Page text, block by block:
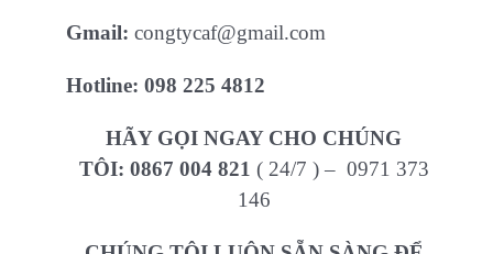
Gmail: congtycaf@gmail.com
Hotline: 098 225 4812
HÃY GỌI NGAY CHO CHÚNG
TÔI: 0867 004 821 ( 24/7 ) – 0971 373
146